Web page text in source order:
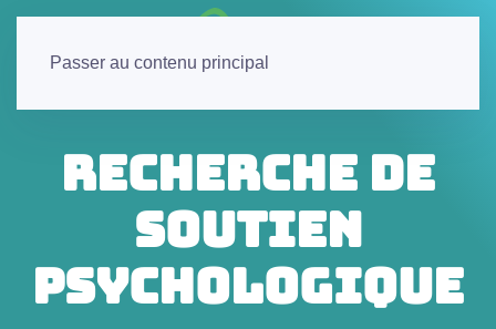
Passer au contenu principal
Recherche de
soutien
psychologique